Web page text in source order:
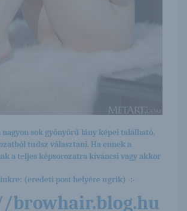
nagyon sok gyönyörű lány képei található.
tudsz választani. Ha ennek a
a teljes képsorozatra kíváncsi vagy akkor
(eredeti post helyére ugrik) -:-
browhair.blog.hu